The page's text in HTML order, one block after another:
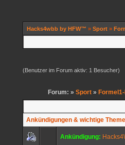
Hacks4wbb by HFW™ » Sport »
(Benutzer im Forum aktiv: 1 Besucher)
Forum: » Sport »
Ankündigungen & wichtige
Ankündigung: